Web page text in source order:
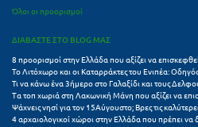
Σ
Σαλαμίνα
Όλοι οι προορισμοί
ΔΙΑΒΑΣΤΕ ΣΤΟ BLOG ΜΑΣ
8 προορισμοί στην Ελλάδα που αξίζει να
Το Λιτόχωρο και οι Καταρράκτες του Ενιπέα:
Τι να κάνω ένα 3ήμερο στο Γαλαξίδι και τους
Τα τοπ χωριά στη Λακωνική Μάνη που αξίζει να
Ψάχνεις νησί για τον 15Αύγουστο; Βρες τις
4 αρχαιολογικοί χώροι στην Ελλάδα που πρέπει